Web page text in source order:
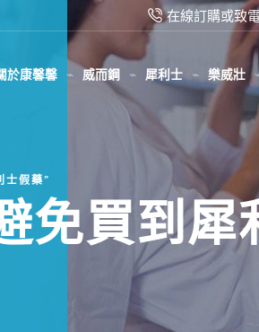
在線訂購或致
於康馨馨 威而鋼 犀利士 樂威壯
士假藥"
免買到